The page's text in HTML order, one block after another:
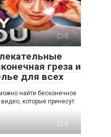
0
греза и
для всех
найти бесконечное
которые принесут
0